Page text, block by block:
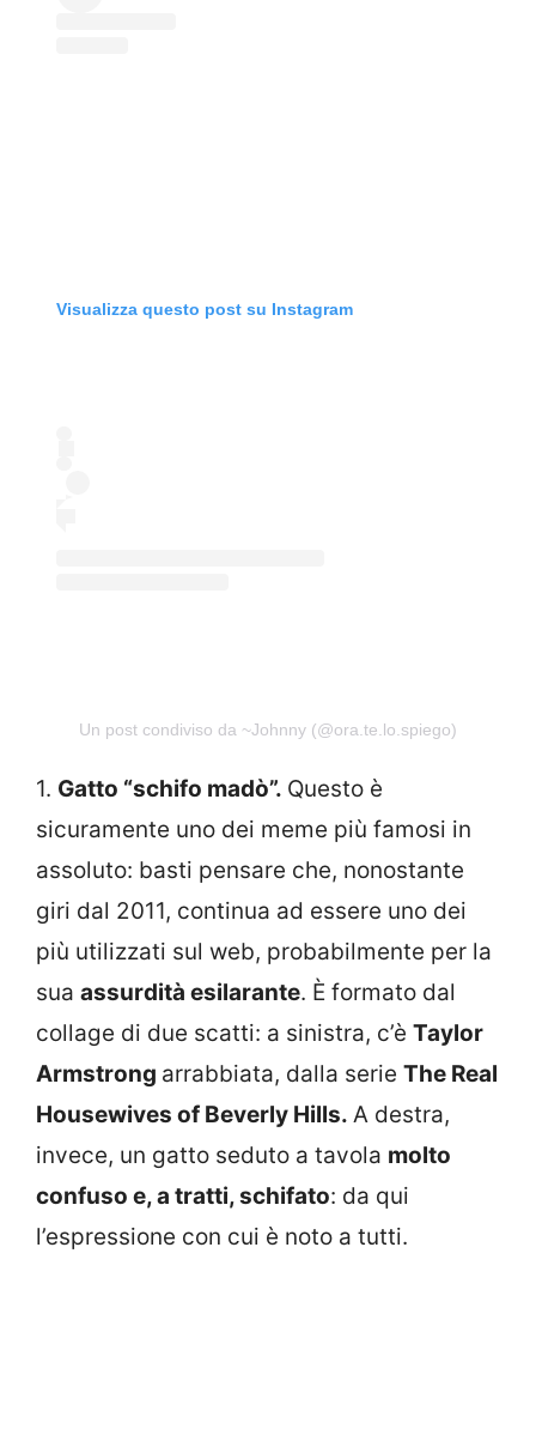
Visualizza questo post su Instagram
Un post condiviso da ~Johnny (@ora.te.lo.spiego)
1. Gatto “schifo madò”. Questo è
sicuramente uno dei meme più famosi in
assoluto: basti pensare che, nonostante
giri dal 2011, continua ad essere uno dei
più utilizzati sul web, probabilmente per la
sua assurdità esilarante. È formato dal
collage di due scatti: a sinistra, c’è Taylor
Armstrong arrabbiata, dalla serie The Real
Housewives of Beverly Hills. A destra,
invece, un gatto seduto a tavola molto
confuso e, a tratti, schifato: da qui
l’espressione con cui è noto a tutti.